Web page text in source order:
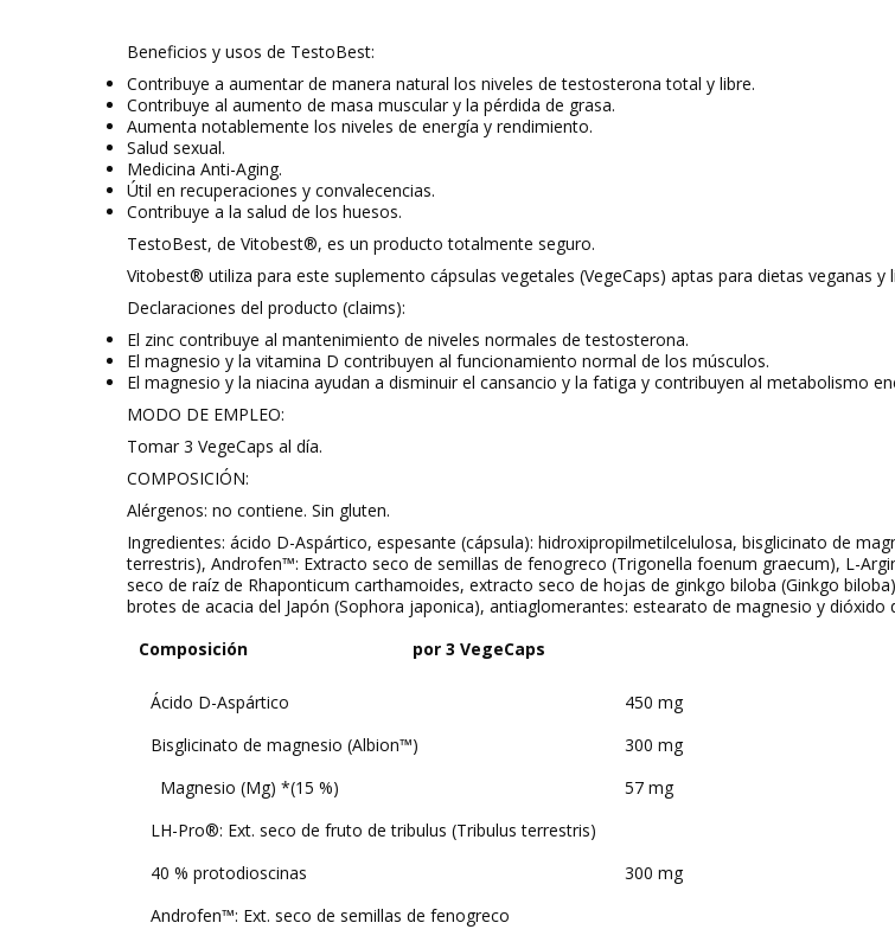
Beneficios y usos de TestoBest:
Contribuye a aumentar de manera natural los niveles de testosterona total y libre.
Contribuye al aumento de masa muscular y la pérdida de grasa.
Aumenta notablemente los niveles de energía y rendimiento.
Salud sexual.
Medicina Anti-Aging.
Útil en recuperaciones y convalecencias.
Contribuye a la salud de los huesos.
TestoBest, de Vitobest®, es un producto totalmente seguro.
Vitobest® utiliza para este suplemento cápsulas vegetales (VegeCaps) aptas para dietas veganas y
Declaraciones del producto (claims):
El zinc contribuye al mantenimiento de niveles normales de testosterona.
El magnesio y la vitamina D contribuyen al funcionamiento normal de los músculos.
El magnesio y la niacina ayudan a disminuir el cansancio y la fatiga y contribuyen al metabolismo
MODO DE EMPLEO:
Tomar 3 VegeCaps al día.
COMPOSICIÓN:
Alérgenos: no contiene. Sin gluten.
Ingredientes: ácido D-Aspártico, espesante (cápsula): hidroxipropilmetilcelulosa, bisglicinato de
terrestris), Androfen™: Extracto seco de semillas de fenogreco (Trigonella foenum graecum), L-
seco de raíz de Rhaponticum carthamoides, extracto seco de hojas de ginkgo biloba (Ginkgo biloba
brotes de acacia del Japón (Sophora japonica), antiaglomerantes: estearato de magnesio y
Composición
por 3 VegeCaps
Ácido D-Aspártico
450 mg
Bisglicinato de magnesio (Albion™)
300 mg
Magnesio (Mg) *(15 %)
57 mg
LH-Pro®: Ext. seco de fruto de tribulus (Tribulus terrestris)
40 % protodioscinas
300 mg
Androfen™: Ext. seco de semillas de fenogreco